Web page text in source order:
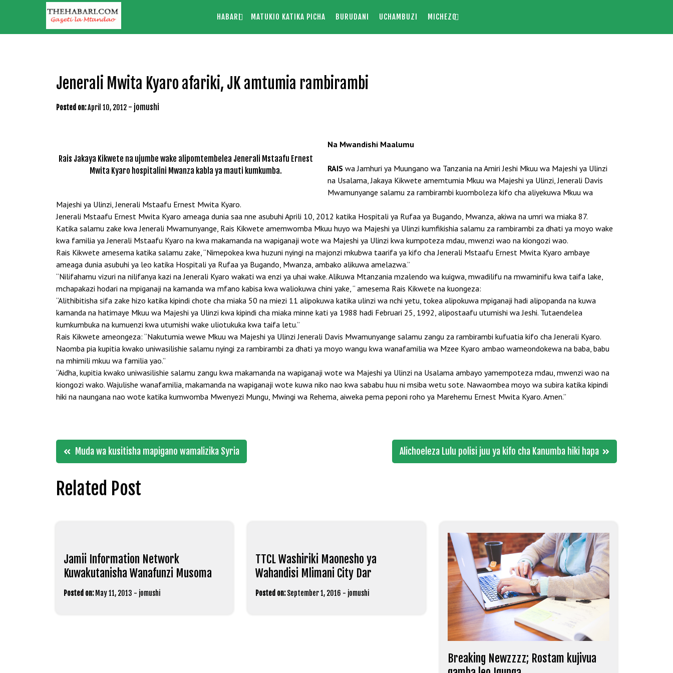
HABARI MATUKIO KATIKA PICHA BURUDANI UCHAMBUZI MICHEZO
Jenerali Mwita Kyaro afariki, JK amtumia rambirambi
Posted on:April 10, 2012 - jomushi
Rais Jakaya Kikwete na ujumbe wake alipomtembelea Jenerali Mstaafu Ernest
Mwita Kyaro hospitalini Mwanza kabla ya mauti kumkumba.
Na Mwandishi Maalumu
RAIS wa Jamhuri ya Muungano wa Tanzania na Amiri Jeshi Mkuu wa Majeshi ya Ulinzi
na Usalama, Jakaya Kikwete amemtumia Mkuu wa Majeshi ya Ulinzi, Jenerali Davis
Mwamunyange salamu za rambirambi kuomboleza kifo cha aliyekuwa Mkuu wa
Majeshi ya Ulinzi, Jenerali Mstaafu Ernest Mwita Kyaro.
Jenerali Mstaafu Ernest Mwita Kyaro ameaga dunia saa nne asubuhi Aprili 10, 2012 katika Hospitali ya Rufaa ya Bugando, Mwanza, akiwa na umri wa miaka 87.
Katika salamu zake kwa Jenerali Mwamunyange, Rais Kikwete amemwomba Mkuu huyo wa Majeshi ya Ulinzi kumfikishia salamu za rambirambi za dhati ya moyo wake
kwa familia ya Jenerali Mstaafu Kyaro na kwa makamanda na wapiganaji wote wa Majeshi ya Ulinzi kwa kumpoteza mdau, mwenzi wao na kiongozi wao.
Rais Kikwete amesema katika salamu zake, “Nimepokea kwa huzuni nyingi na majonzi mkubwa taarifa ya kifo cha Jenerali Mstaafu Ernest Mwita Kyaro ambaye
ameaga dunia asubuhi ya leo katika Hospitali ya Rufaa ya Bugando, Mwanza, ambako alikuwa amelazwa.”
“Nilifahamu vizuri na nilifanya kazi na Jenerali Kyaro wakati wa enzi ya uhai wake. Alikuwa Mtanzania mzalendo wa kuigwa, mwadilifu na mwaminifu kwa taifa lake,
mchapakazi hodari na mpiganaji na kamanda wa mfano kabisa kwa waliokuwa chini yake, “ amesema Rais Kikwete na kuongeza:
“Alithibitisha sifa zake hizo katika kipindi chote cha miaka 50 na miezi 11 alipokuwa katika ulinzi wa nchi yetu, tokea alipokuwa mpiganaji hadi alipopanda na kuwa
kamanda na hatimaye Mkuu wa Majeshi ya Ulinzi kwa kipindi cha miaka minne kati ya 1988 hadi Februari 25, 1992, alipostaafu utumishi wa Jeshi. Tutaendelea
kumkumbuka na kumuenzi kwa utumishi wake uliotukuka kwa taifa letu.”
Rais Kikwete ameongeza: “Nakutumia wewe Mkuu wa Majeshi ya Ulinzi Jenerali Davis Mwamunyange salamu zangu za rambirambi kufuatia kifo cha Jenerali Kyaro.
Naomba pia kupitia kwako uniwasilishie salamu nyingi za rambirambi za dhati ya moyo wangu kwa wanafamilia wa Mzee Kyaro ambao wameondokewa na baba, babu
na mhimili mkuu wa familia yao.”
“Aidha, kupitia kwako uniwasilishie salamu zangu kwa makamanda na wapiganaji wote wa Majeshi ya Ulinzi na Usalama ambayo yamempoteza mdau, mwenzi wao na
kiongozi wako. Wajulishe wanafamilia, makamanda na wapiganaji wote kuwa niko nao kwa sababu huu ni msiba wetu sote. Nawaombea moyo wa subira katika kipindi
hiki na naungana nao wote katika kumwomba Mwenyezi Mungu, Mwingi wa Rehema, aiweka pema peponi roho ya Marehemu Ernest Mwita Kyaro. Amen.”
Post
navigation
Muda wa kusitisha mapigano wamalizika Syria Alichoeleza Lulu polisi juu ya kifo cha Kanumba hiki hapa
Related Post
Jamii Information Network
Kuwakutanisha Wanafunzi Musoma
Posted on: May 11, 2013 - jomushi
TTCL Washiriki Maonesho ya
Wahandisi Mlimani City Dar
Posted on: September 1, 2016 - jomushi
Breaking Newzzzz; Rostam kujivua